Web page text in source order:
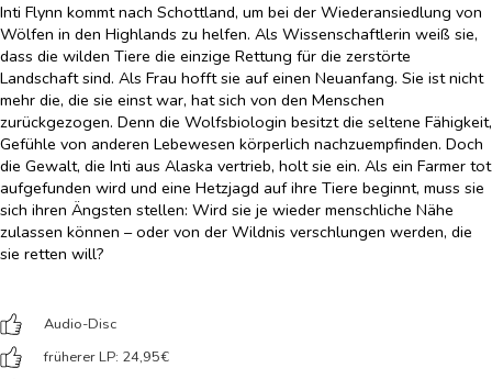
Inti Flynn kommt nach Schottland, um bei der Wiederansiedlung von
Wölfen in den Highlands zu helfen. Als Wissenschaftlerin weiß sie,
dass die wilden Tiere die einzige Rettung für die zerstörte
Landschaft sind. Als Frau hofft sie auf einen Neuanfang. Sie ist nicht
mehr die, die sie einst war, hat sich von den Menschen
zurückgezogen. Denn die Wolfsbiologin besitzt die seltene Fähigkeit,
Gefühle von anderen Lebewesen körperlich nachzuempfinden. Doch
die Gewalt, die Inti aus Alaska vertrieb, holt sie ein. Als ein Farmer tot
aufgefunden wird und eine Hetzjagd auf ihre Tiere beginnt, muss sie
sich ihren Ängsten stellen: Wird sie je wieder menschliche Nähe
zulassen können – oder von der Wildnis verschlungen werden, die
sie retten will?
Audio-Disc
früherer LP: 24,95€